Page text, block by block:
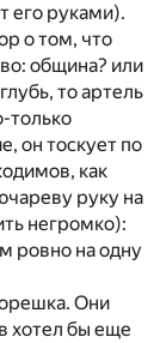
его руками).
о том, что
община? или
то артель
только
он тоскует по
как
руку на
негромко):
ровно на одну
Они
хотел бы еще